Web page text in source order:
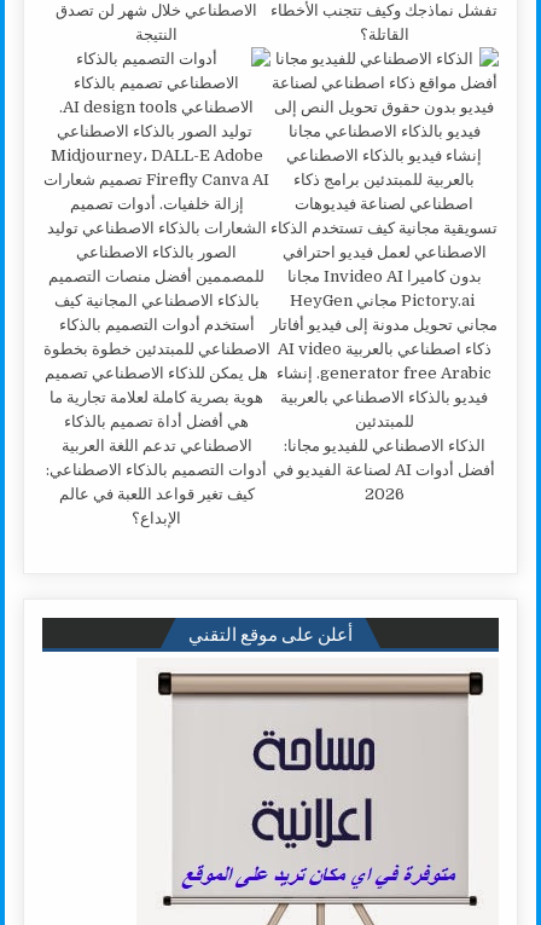
تفشل نماذجك وكيف تتجنب الأخطاء
القاتلة؟
الاصطناعي خلال شهر لن تصدق
النتيجة
الذكاء الاصطناعي للفيديو مجانا:
أفضل أدوات AI لصناعة الفيديو في
2026
أدوات التصميم بالذكاء الاصطناعي:
كيف تغير قواعد اللعبة في عالم
الإبداع؟
أعلن على موقع التقني